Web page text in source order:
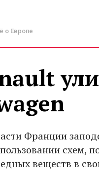
о Европе
Франции
схем,
веществ в